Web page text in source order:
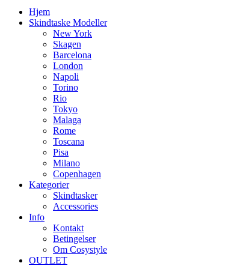
Hjem
Skindtaske Modeller
New York
Skagen
Barcelona
London
Napoli
Torino
Rio
Tokyo
Malaga
Rome
Toscana
Pisa
Milano
Copenhagen
Kategorier
Skindtasker
Accessories
Info
Kontakt
Betingelser
Om Cosystyle
OUTLET